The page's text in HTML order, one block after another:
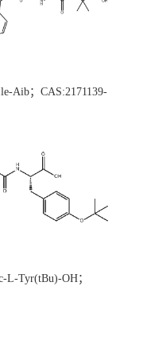
Aib；CAS:2171139-
L-Tyr(tBu)-OH；